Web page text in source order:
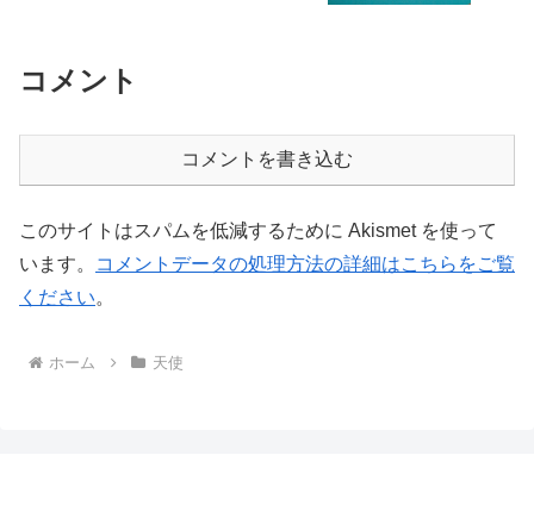
コメント
コメントを書き込む
このサイトはスパムを低減するために Akismet を使って
います。
コメントデータの処理方法の詳細はこちらをご覧
ください。
ホーム 天使